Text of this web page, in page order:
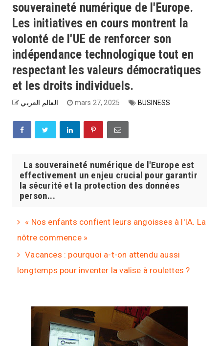
souveraineté numérique de l'Europe.
Les initiatives en cours montrent la
volonté de l'UE de renforcer son
indépendance technologique tout en
respectant les valeurs démocratiques
et les droits individuels.
العالم العربي mars 27, 2025 BUSINESS
La souveraineté numérique de l'Europe est
effectivement un enjeu crucial pour garantir
la sécurité et la protection des données
person...
« Nos enfants confient leurs angoisses à l'IA. La
nôtre commence »
Vacances : pourquoi a-t-on attendu aussi
longtemps pour inventer la valise à roulettes ?